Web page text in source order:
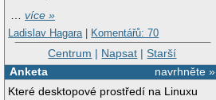
…více »
Ladislav Hagara | Komentářů: 70
Centrum | Napsat |Starší
navrhněte »
Anketa
Které desktopové prostředí na Linuxu